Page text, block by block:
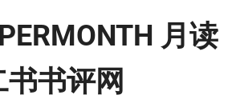
月读
书书评网